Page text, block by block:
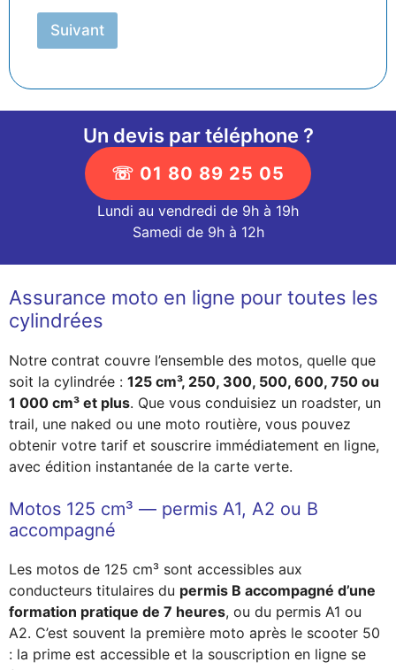
l
p
o
Suivant
Un devis par téléphone ?
☏ 01 80 89 25 05
Lundi au vendredi de 9h à 19h
Samedi de 9h à 12h
Assurance moto en ligne pour toutes les
cylindrées
Notre contrat couvre l’ensemble des motos, quelle que
soit la cylindrée : 125 cm³, 250, 300, 500, 600, 750 ou
1 000 cm³ et plus. Que vous conduisiez un roadster, un
trail, une naked ou une moto routière, vous pouvez
obtenir votre tarif et souscrire immédiatement en ligne,
avec édition instantanée de la carte verte.
Motos 125 cm³ — permis A1, A2 ou B
accompagné
Les motos de 125 cm³ sont accessibles aux
conducteurs titulaires du permis B accompagné d’une
formation pratique de 7 heures, ou du permis A1 ou
A2. C’est souvent la première moto après le scooter 50
: la prime est accessible et la souscription en ligne se